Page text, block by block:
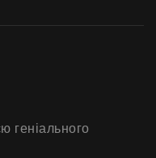
геніального